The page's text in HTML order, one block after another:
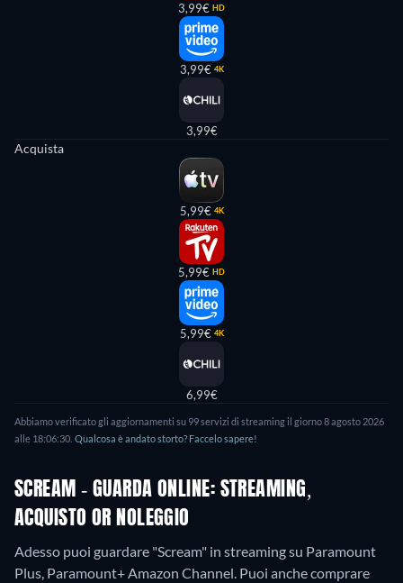
3,99€ HD
3,99€ 4K
3,99€
Acquista
5,99€ 4K
5,99€ HD
5,99€ 4K
6,99€
Abbiamo verificato gli aggiornamenti su 99servizi di streaming il giorno8 agosto 2026
alle 18:06:30 Qualcosa è andato storto? Faccelo sapere!
SCREAM - GUARDA ONLINE: STREAMING,
ACQUISTO OR NOLEGGIO
Adesso puoi guardare "Scream" in streaming su Paramount
Plus, Paramount+ Amazon Channel. Puoi anche comprare